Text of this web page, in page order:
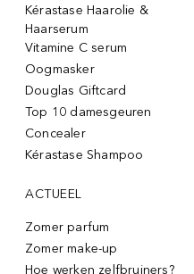
Kérastase Haarolie &
Haarserum
Vitamine C serum
Oogmasker
Douglas Giftcard
Top 10 damesgeuren
Concealer
Kérastase Shampoo
ACTUEEL
Zomer parfum
Zomer make-up
Hoe werken zelfbruiners?